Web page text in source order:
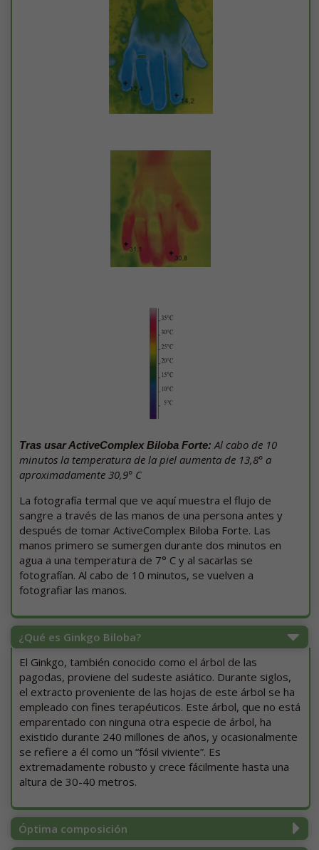
Tras usar ActiveComplex Biloba Forte: Al cabo de 10
minutos la temperatura de la piel aumenta de 13,8° a
aproximadamente 30,9° C
La fotografía termal que ve aquí muestra el flujo de
sangre a través de las manos de una persona antes y
después de tomar ActiveComplex Biloba Forte. Las
manos primero se sumergen durante dos minutos en
agua a una temperatura de 7° C y al sacarlas se
fotografían. Al cabo de 10 minutos, se vuelven a
fotografiar las manos.
¿Qué es Ginkgo Biloba?
El Ginkgo, también conocido como el árbol de las
pagodas, proviene del sudeste asiático. Durante siglos,
el extracto proveniente de las hojas de este árbol se ha
empleado con fines terapéuticos. Este árbol, que no está
emparentado con ninguna otra especie de árbol, ha
existido durante 240 millones de años, y ocasionalmente
se refiere a él como un “fósil viviente”. Es
extremadamente robusto y crece fácilmente hasta una
altura de 30-40 metros.
Óptima composición